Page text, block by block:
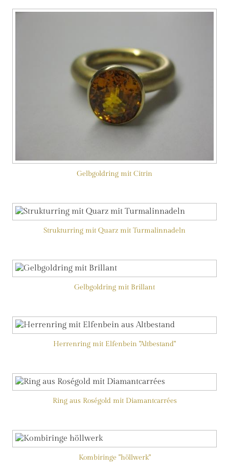
Gelbgoldring mit Citrin
Strukturring mit Quarz mit Turmalinnadeln
Gelbgoldring mit Brillant
Herrenring mit Elfenbein "Altbestand"
Ring aus Roségold mit Diamantcarrées
Kombiringe "höllwerk"